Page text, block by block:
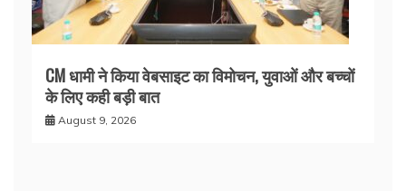
CM धामी ने किया वेबसाइट का विमोचन, युवाओं और बच्चों
के लिए कही बड़ी बात
August 9, 2026